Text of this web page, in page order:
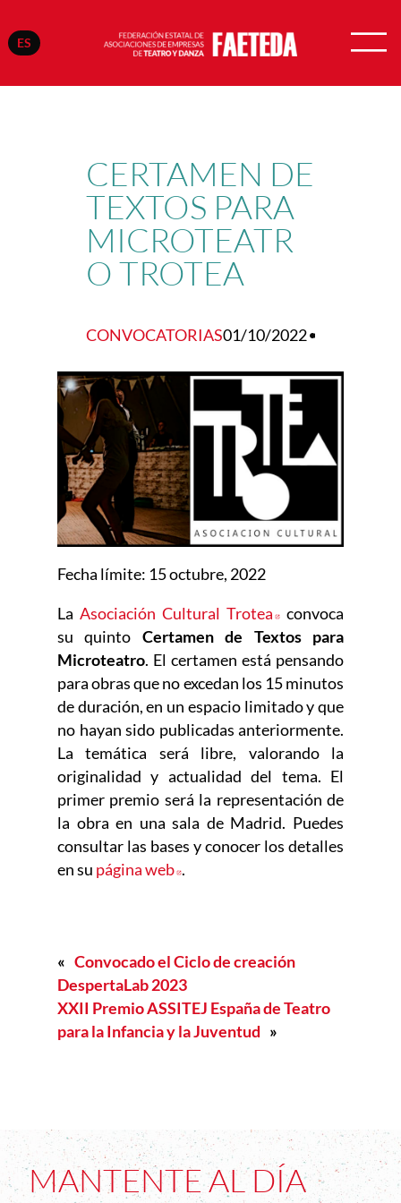
ES
Saltar
CERTAMEN DE
TEXTOS PARA
MICROTEATR
O TROTEA
CONVOCATORIAS01/10/2022
Fecha lí­mite: 15 octubre, 2022
La Asociación Cultural Trotea Abre en nueva
convoca
su quinto Certamen de Textos para
Microteatro. El certamen está pensando
para obras que no excedan los 15 minutos
de duración, en un espacio limitado y que
no hayan sido publicadas anteriormente.
La temática será libre, valorando la
originalidad y actualidad del tema. El
primer premio será la representación de
la obra en una sala de Madrid. Puedes
consultar las bases y conocer los detalles
en su página web Abre en nueva ventana
.
« Convocado el Ciclo de creación
DespertaLab 2023
XXII Premio ASSITEJ España de Teatro
para la Infancia y la Juventud »
MANTENTE AL DÍA